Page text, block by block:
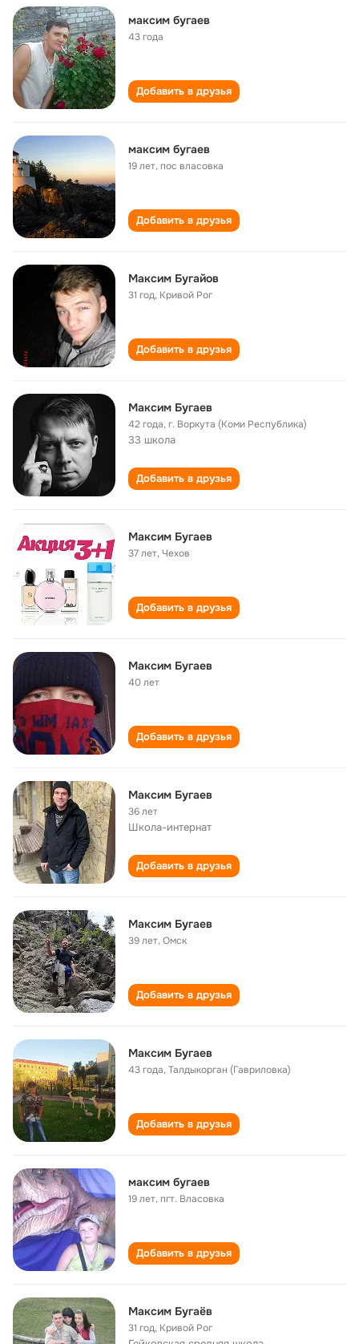
максим бугаев
43 года
Добавить в друзья
максим бугаев
19 лет,пос власовка
Добавить в друзья
Максим Бугайов
31 год, Кривой Рог
Добавить в друзья
Максим Бугаев
42 года,г. Воркута (Коми Республика)
33 школа
Добавить в друзья
Максим Бугаев
37 лет,Чехов
Добавить в друзья
Максим Бугаев
40 лет
Добавить в друзья
Максим Бугаев
36 лет
Школа-интернат
Добавить в друзья
Максим Бугаев
39 лет,Омск
Добавить в друзья
Максим Бугаев
43 года,Талдыкорган (Гавриловка)
Добавить в друзья
максим бугаев
19 лет,пгт. Власовка
Добавить в друзья
Максим Бугаёв
31 год, Кривой Рог